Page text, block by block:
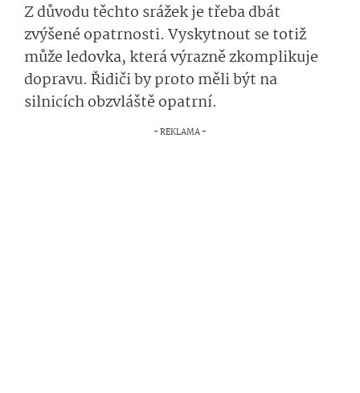
Z důvodu těchto srážek je třeba dbát
zvýšené opatrnosti. Vyskytnout se totiž
může ledovka, která výrazně zkomplikuje
dopravu. Řidiči by proto měli být na
silnicích obzvláště opatrní.